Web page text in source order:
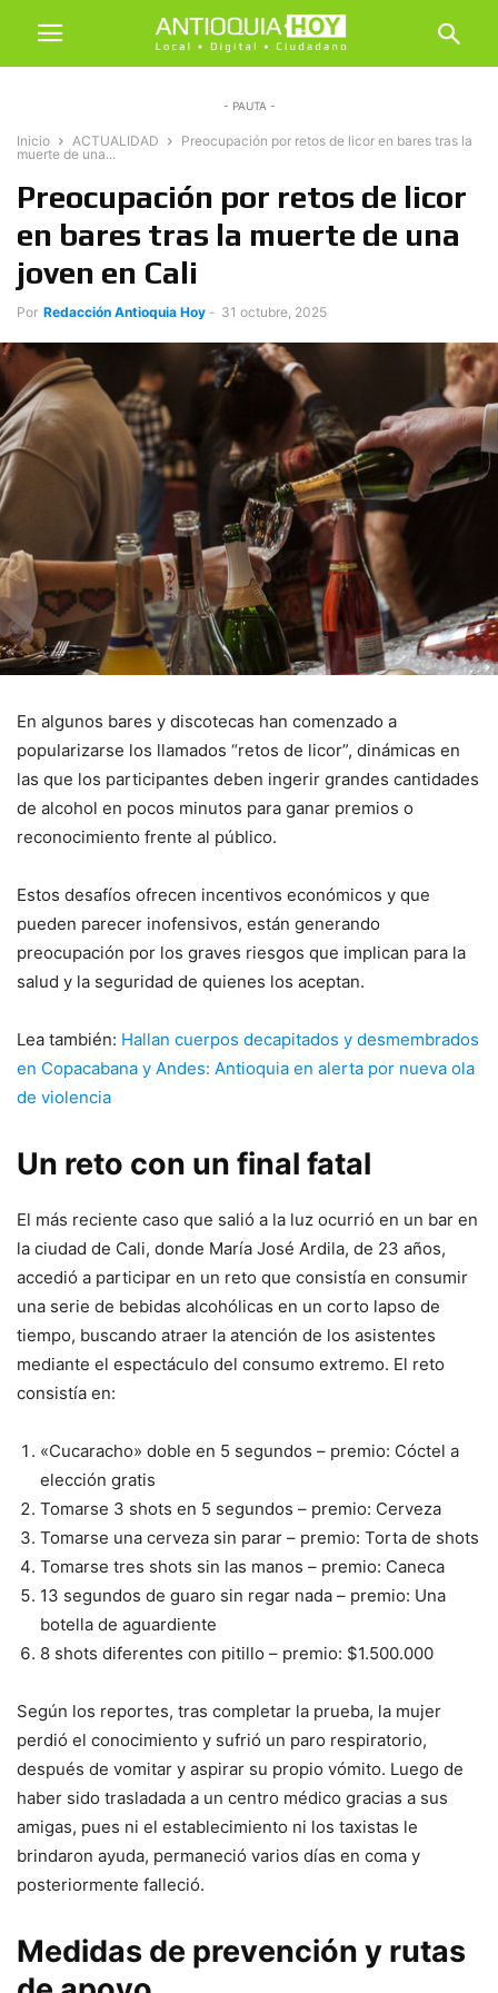
- PAUTA -
Inicio ACTUALIDAD
Preocupación por retos de licor en bares tras la
muerte de una...
Preocupación por retos de licor
en bares tras la muerte de una
joven en Cali
Por Redacción Antioquia Hoy - 31 octubre, 2025
En algunos bares y discotecas han comenzado a
popularizarse los llamados “retos de licor”, dinámicas en
las que los participantes deben ingerir grandes cantidades
de alcohol en pocos minutos para ganar premios o
reconocimiento frente al público.
Estos desafíos ofrecen incentivos económicos y que
pueden parecer inofensivos, están generando
preocupación por los graves riesgos que implican para la
salud y la seguridad de quienes los aceptan.
Lea también: Hallan cuerpos decapitados y desmembrados
en Copacabana y Andes: Antioquia en alerta por nueva ola
de violencia
Un reto con un final fatal
El más reciente caso que salió a la luz ocurrió en un bar en
la ciudad de Cali, donde María José Ardila, de 23 años,
accedió a participar en un reto que consistía en consumir
una serie de bebidas alcohólicas en un corto lapso de
tiempo, buscando atraer la atención de los asistentes
mediante el espectáculo del consumo extremo. El reto
consistía en:
«Cucaracho» doble en 5 segundos – premio: Cóctel a
elección gratis
Tomarse 3 shots en 5 segundos – premio: Cerveza
Tomarse una cerveza sin parar – premio: Torta de shots
Tomarse tres shots sin las manos – premio: Caneca
13 segundos de guaro sin regar nada – premio: Una
botella de aguardiente
8 shots diferentes con pitillo – premio: $1.500.000
Según los reportes, tras completar la prueba, la mujer
perdió el conocimiento y sufrió un paro respiratorio,
después de vomitar y aspirar su propio vómito. Luego de
haber sido trasladada a un centro médico gracias a sus
amigas, pues ni el establecimiento ni los taxistas le
brindaron ayuda, permaneció varios días en coma y
posteriormente falleció.
Medidas de prevención y rutas